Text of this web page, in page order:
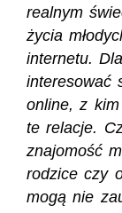
realnym
życia
internetu.
interesować
online, z
te relacje.
znajomość
rodzice czy
mogą nie